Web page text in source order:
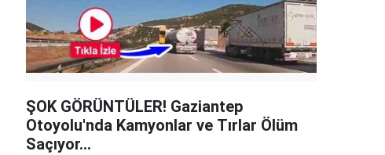
ŞOK GÖRÜNTÜLER! Gaziantep
Otoyolu'nda Kamyonlar ve Tırlar Ölüm
Saçıyor...